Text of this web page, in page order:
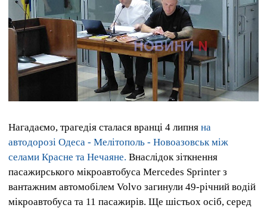
Нагадаємо, трагедія сталася вранці 4 липня на
автодорозі Одеса - Мелітополь - Новоазовськ між
селами Красне та Нечаяне. Внаслідок зіткнення
пасажирського мікроавтобуса Mercedes Sprinter з
вантажним автомобілем Volvo загинули 49-річний водій
мікроавтобуса та 11 пасажирів. Ще шістьох осіб, серед